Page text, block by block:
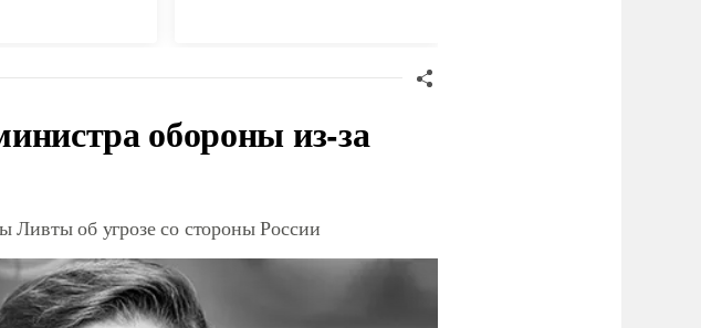
обороны из-за
Ливты об угрозе со стороны России